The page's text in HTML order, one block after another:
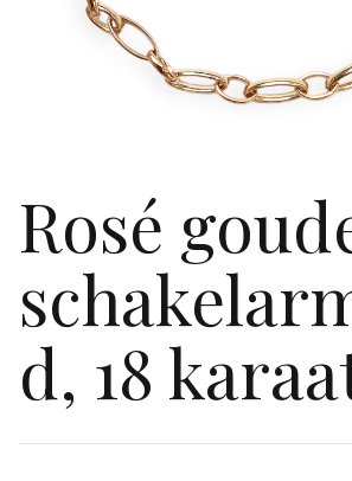
Rosé
d, 18